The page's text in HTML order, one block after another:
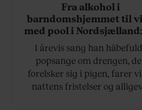
Fra alkohol i
barndomshjemmet til
med pool i
skal du høre sandheden
Rasmus Seebach
I årevis sang han
popsange om drengen,
forelsker sig i pigen, farer
nattens fristelser og